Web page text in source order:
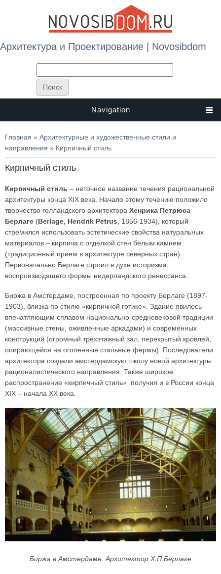
Архитектура и Проектирование | Novosibdom
Navigation
Вы здесь
Главная » Архитектурные и художественные стили и
направления » Кирпичный стиль
Кирпичный стиль
Кирпичный стиль – неточное название течения рациональной
архитектуры конца XIX века. Начало этому течению положило
творчество голландского архитектора Хенрика Петрюса
Берлаге (Berlage, Hendrik Petrus , 1856-1934), который
стремился использовать эстетические свойства натуральных
материалов – кирпича с отделкой стен белым камнем
(традиционный прием в архитектуре северных стран).
Первоначально Берлаге строил в духе историзма,
воспроизводящего формы нидерландского ренессанса.
Биржа в Амстердаме, построенная по проекту Берлаге (1897-
1903), близка по стилю «кирпичной готике». Здание явилось
впечатляющим сплавом национально-средневековой традиции
(массивные стены, оживленные аркадами) и современных
конструкций (огромный трехэтажный зал, перекрытый кровлей,
опирающейся на оголенные стальные фермы). Последователи
архитектора создали амстердамскую школу новой архитектуры
рационалистического направления. Также широкое
распространение «кирпичный стиль» получил и в России конца
XIX – начала XX века.
Биржа в Амстердаме. Архитектор Х.П.Берлаге